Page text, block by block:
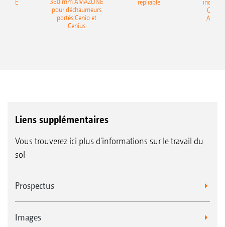
360 mm AMAZONE
pour déchaumeurs
portés Cenio et
Cenius
repliable
Liens supplémentaires
Vous trouverez ici plus d'informations sur le travail du
sol
Prospectus
Images